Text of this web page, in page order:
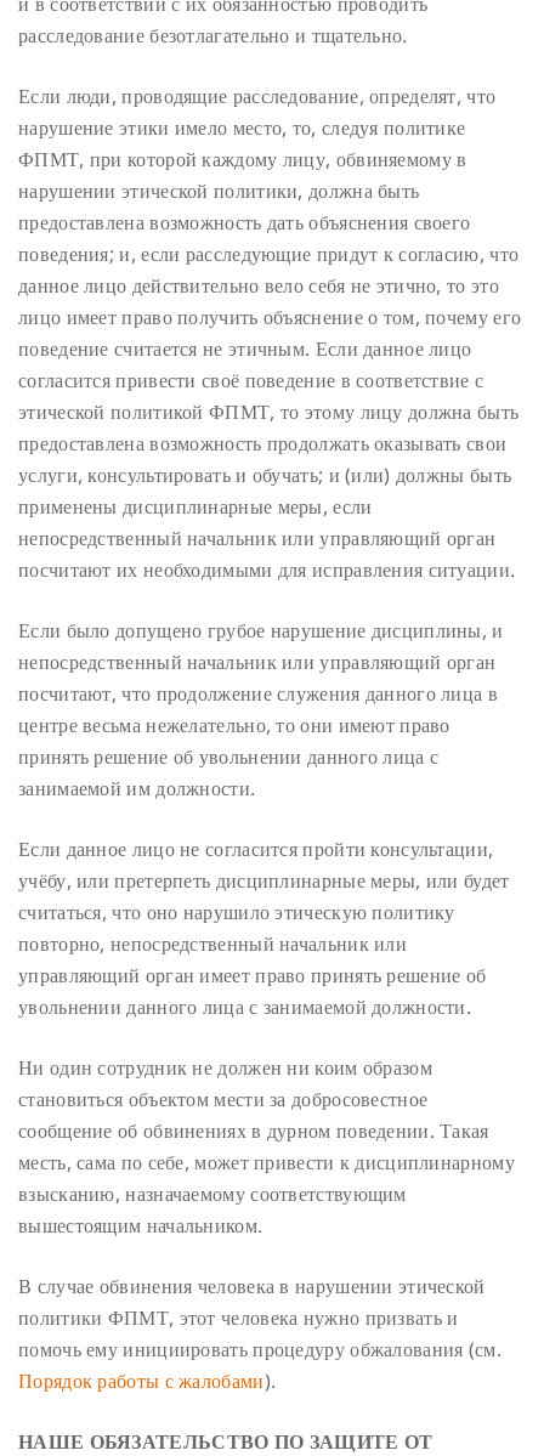
расследование безотлагательно и тщательно.
Если люди, проводящие расследование, определят, что
нарушение этики имело место, то, следуя политике
ФПМТ, при которой каждому лицу, обвиняемому в
нарушении этической политики, должна быть
предоставлена возможность дать объяснения своего
поведения; и, если расследующие придут к согласию, что
данное лицо действительно вело себя не этично, то это
лицо имеет право получить объяснение о том, почему его
поведение считается не этичным. Если данное лицо
согласится привести своё поведение в соответствие с
этической политикой ФПМТ, то этому лицу должна быть
предоставлена возможность продолжать оказывать свои
услуги, консультировать и обучать; и (или) должны быть
применены дисциплинарные меры, если
непосредственный начальник или управляющий орган
посчитают их необходимыми для исправления ситуации.
Если было допущено грубое нарушение дисциплины, и
непосредственный начальник или управляющий орган
посчитают, что продолжение служения данного лица в
центре весьма нежелательно, то они имеют право
принять решение об увольнении данного лица с
занимаемой им должности.
Если данное лицо не согласится пройти консультации,
учёбу, или претерпеть дисциплинарные меры, или будет
считаться, что оно нарушило этическую политику
повторно, непосредственный начальник или
управляющий орган имеет право принять решение об
увольнении данного лица с занимаемой должности.
Ни один сотрудник не должен ни коим образом
становиться объектом мести за добросовестное
сообщение об обвинениях в дурном поведении. Такая
месть, сама по себе, может привести к дисциплинарному
взысканию, назначаемому соответствующим
вышестоящим начальником.
В случае обвинения человека в нарушении этической
политики ФПМТ, этот человека нужно призвать и
помочь ему инициировать процедуру обжалования (см.
Порядок работы с жалобами).
НАШЕ ОБЯЗАТЕЛЬСТВО ПО ЗАЩИТЕ ОТ